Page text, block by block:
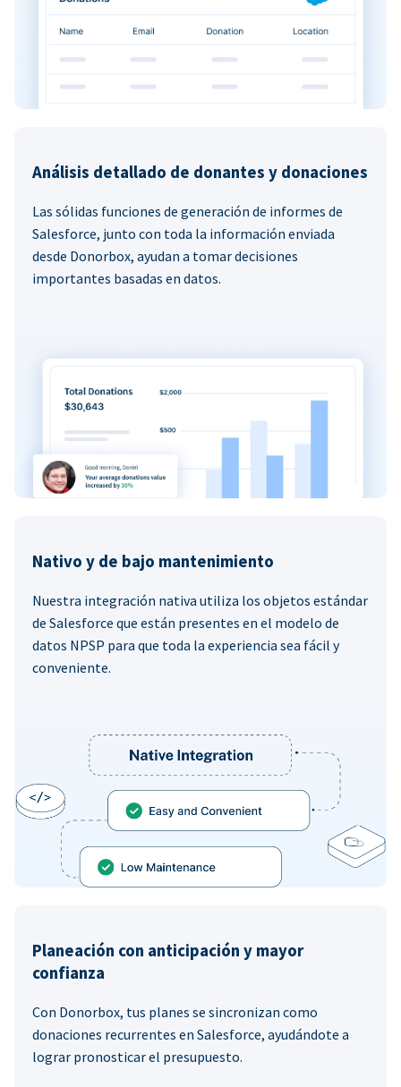
Análisis detallado de donantes y donaciones
Las sólidas funciones de generación de informes de
Salesforce, junto con toda la información enviada
desde Donorbox, ayudan a tomar decisiones
importantes basadas en datos.
Nativo y de bajo mantenimiento
Nuestra integración nativa utiliza los objetos estándar
de Salesforce que están presentes en el modelo de
datos NPSP para que toda la experiencia sea fácil y
conveniente.
Planeación con anticipación y mayor
confianza
Con Donorbox, tus planes se sincronizan como
donaciones recurrentes en Salesforce, ayudándote a
lograr pronosticar el presupuesto.